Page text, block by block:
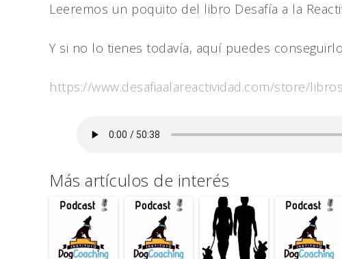
Leeremos un poquito del libro Desafía a la
Y si no lo tienes todavía, aquí puedes
https://www.desafiaalareactividad.com/store/
Más artículos de interés